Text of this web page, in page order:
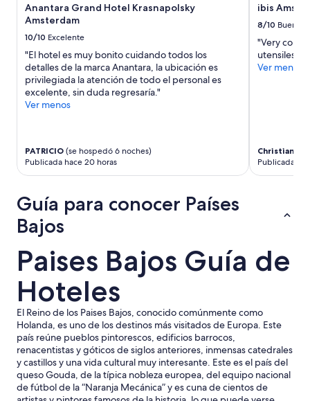
Anantara Grand Hotel Krasnapolsky
Amsterdam
10/10 Excelente
"El hotel es muy bonito cuidando todos los
detalles de la marca Anantara, la ubicación es
privilegiada la atención de todo el personal es
excelente, sin duda regresaría."
Ver menos
PATRICIO (se hospedó 6 noches)
Publicada hace 20 horas
ibis
8/10 Bueno
"Very
utensiles at
Ver menos
Christian
Publicada
Guía para conocer Países
Bajos
Paises Bajos Guía de
Hoteles
El Reino de los Paises Bajos, conocido comúnmente como
Holanda, es uno de los destinos más visitados de Europa. Este
país reúne pueblos pintorescos, edificios barrocos,
renacentistas y góticos de siglos anteriores, inmensas catedrales
y castillos y una vida cultural muy interesante. Este es el país del
queso Gouda, de la típica nobleza europea, del equipo nacional
de fútbol de la “Naranja Mecánica” y es cuna de cientos de